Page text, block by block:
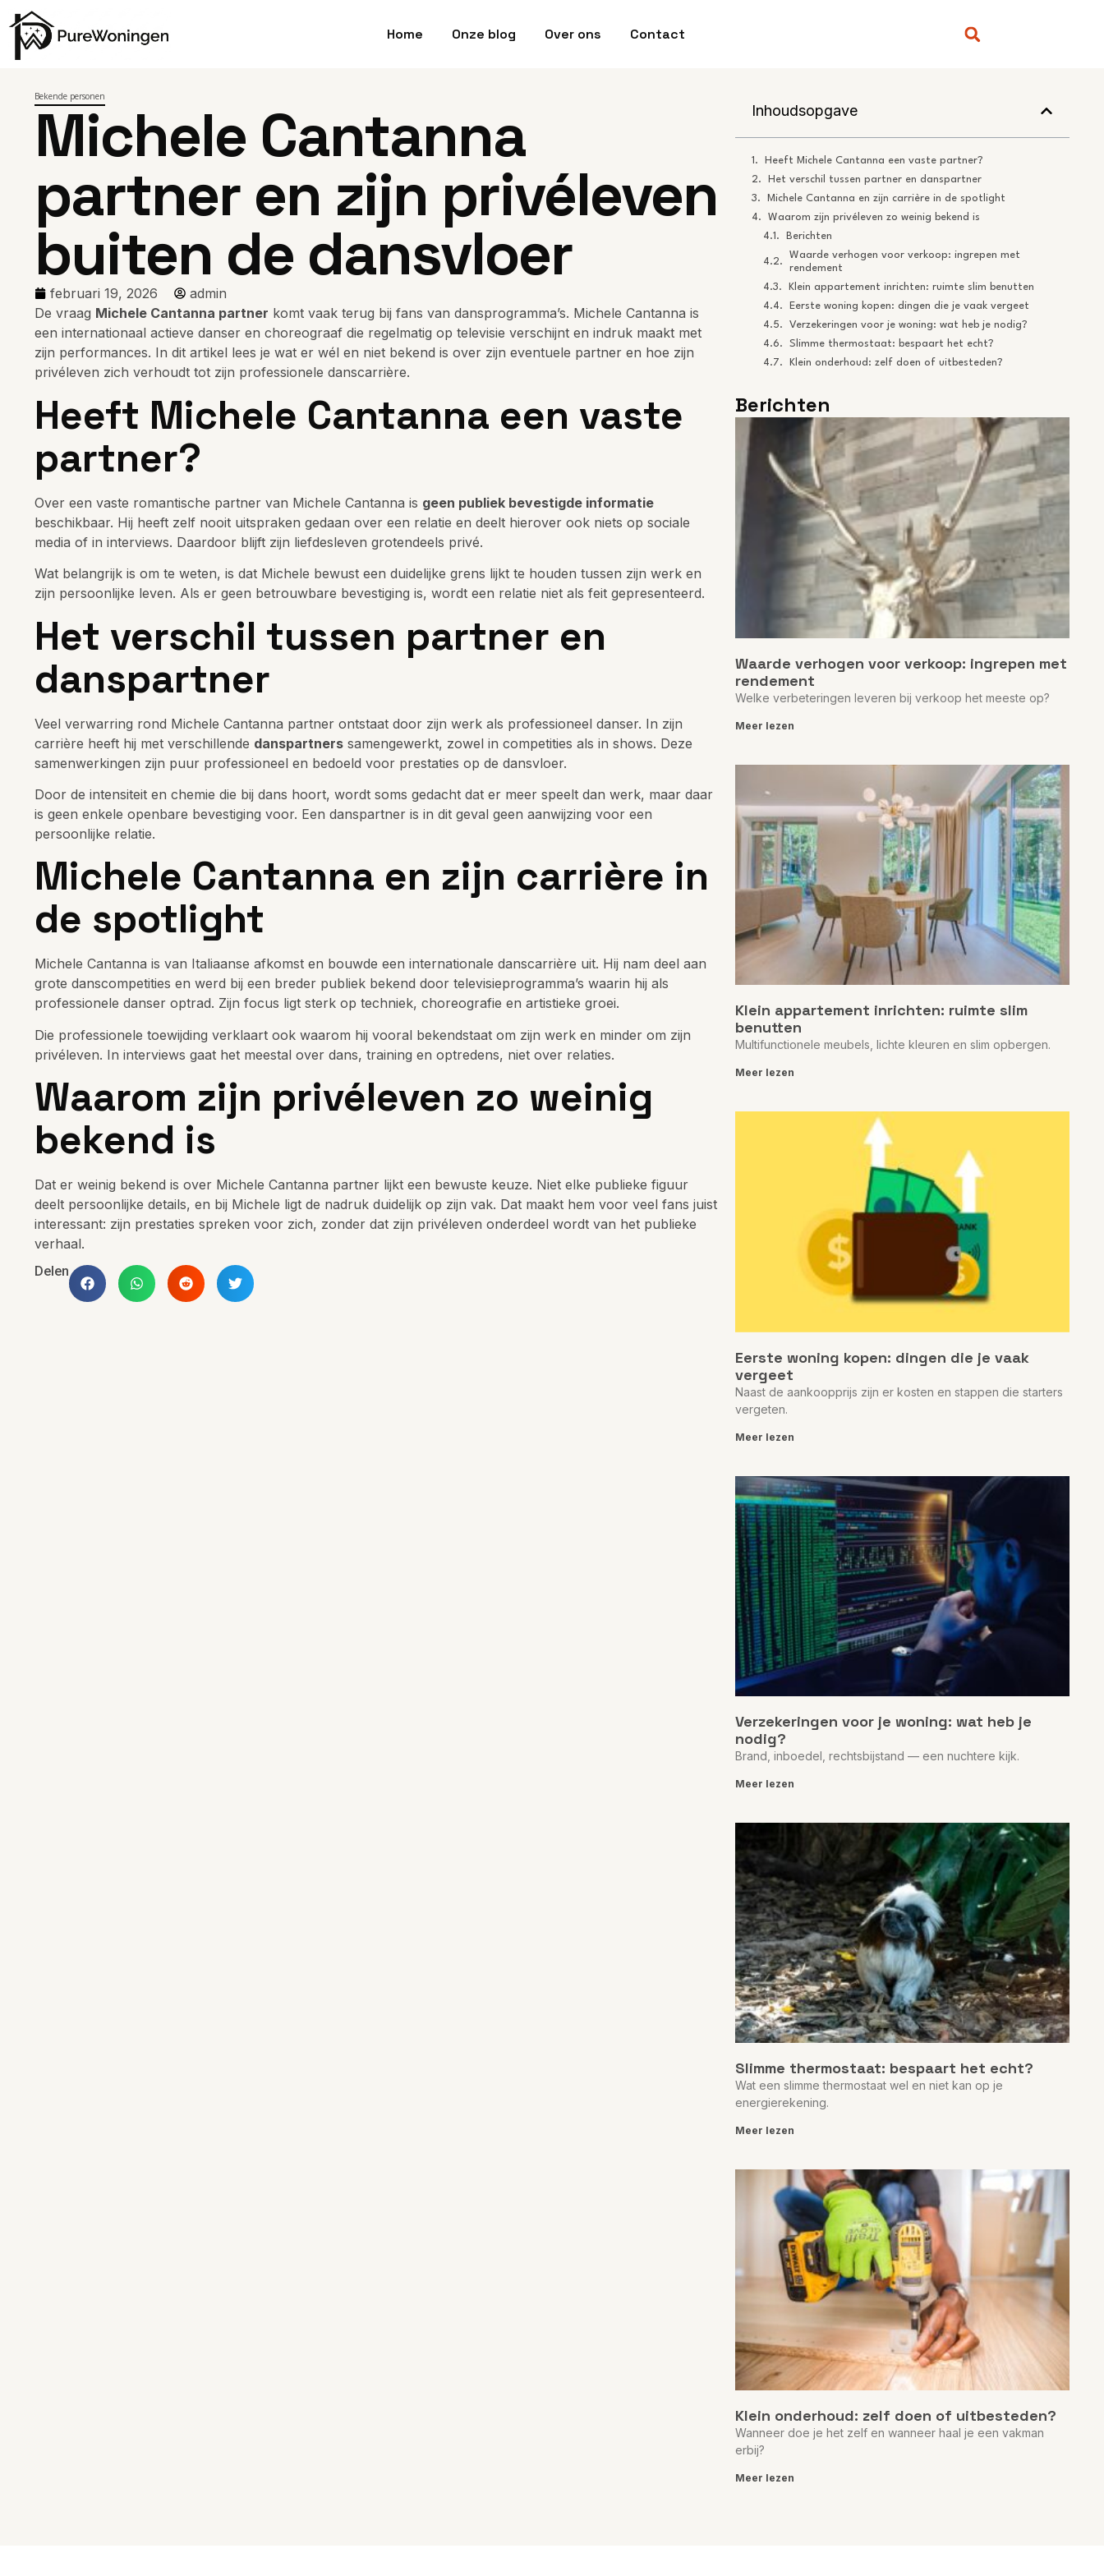
Home Onze blog Over ons Contact
Bekende personen
Michele Cantanna
partner en zijn privéleven
buiten de dansvloer
februari 19, 2026
admin
De vraag Michele Cantanna partner komt vaak terug bij fans van dansprogramma’s. Michele Cantanna is
een internationaal actieve danser en choreograaf die regelmatig op televisie verschijnt en indruk maakt met
zijn performances. In dit artikel lees je wat er wél en niet bekend is over zijn eventuele partner en hoe zijn
privéleven zich verhoudt tot zijn professionele danscarrière.
Heeft Michele Cantanna een vaste
partner?
Over een vaste romantische partner van Michele Cantanna is geen publiek bevestigde informatie
beschikbaar. Hij heeft zelf nooit uitspraken gedaan over een relatie en deelt hierover ook niets op sociale
media of in interviews. Daardoor blijft zijn liefdesleven grotendeels privé.
Wat belangrijk is om te weten, is dat Michele bewust een duidelijke grens lijkt te houden tussen zijn werk en
zijn persoonlijke leven. Als er geen betrouwbare bevestiging is, wordt een relatie niet als feit gepresenteerd.
Het verschil tussen partner en
danspartner
Veel verwarring rond Michele Cantanna partner ontstaat door zijn werk als professioneel danser. In zijn
carrière heeft hij met verschillende danspartners samengewerkt, zowel in competities als in shows. Deze
samenwerkingen zijn puur professioneel en bedoeld voor prestaties op de dansvloer.
Door de intensiteit en chemie die bij dans hoort, wordt soms gedacht dat er meer speelt dan werk, maar daar
is geen enkele openbare bevestiging voor. Een danspartner is in dit geval geen aanwijzing voor een
persoonlijke relatie.
Michele Cantanna en zijn carrière in
de spotlight
Michele Cantanna is van Italiaanse afkomst en bouwde een internationale danscarrière uit. Hij nam deel aan
grote danscompetities en werd bij een breder publiek bekend door televisieprogramma’s waarin hij als
professionele danser optrad. Zijn focus ligt sterk op techniek, choreografie en artistieke groei.
Die professionele toewijding verklaart ook waarom hij vooral bekendstaat om zijn werk en minder om zijn
privéleven. In interviews gaat het meestal over dans, training en optredens, niet over relaties.
Waarom zijn privéleven zo weinig
bekend is
Dat er weinig bekend is over Michele Cantanna partner lijkt een bewuste keuze. Niet elke publieke figuur
deelt persoonlijke details, en bij Michele ligt de nadruk duidelijk op zijn vak. Dat maakt hem voor veel fans juist
interessant: zijn prestaties spreken voor zich, zonder dat zijn privéleven onderdeel wordt van het publieke
verhaal.
Delen
Inhoudsopgave
Heeft Michele Cantanna een vaste partner?
Het verschil tussen partner en danspartner
Michele Cantanna en zijn carrière in de spotlight
Waarom zijn privéleven zo weinig bekend is
Berichten
Waarde verhogen voor verkoop: ingrepen met
rendement
Klein appartement inrichten: ruimte slim benutten
Eerste woning kopen: dingen die je vaak vergeet
Verzekeringen voor je woning: wat heb je nodig?
Slimme thermostaat: bespaart het echt?
Klein onderhoud: zelf doen of uitbesteden?
Berichten
Waarde verhogen voor verkoop: ingrepen met
rendement
Welke verbeteringen leveren bij verkoop het meeste op?
Meer lezen
Klein appartement inrichten: ruimte slim
benutten
Multifunctionele meubels, lichte kleuren en slim opbergen.
Meer lezen
Eerste woning kopen: dingen die je vaak
vergeet
Naast de aankoopprijs zijn er kosten en stappen die starters
vergeten.
Meer lezen
Verzekeringen voor je woning: wat heb je
nodig?
Brand, inboedel, rechtsbijstand — een nuchtere kijk.
Meer lezen
Slimme thermostaat: bespaart het echt?
Wat een slimme thermostaat wel en niet kan op je
energierekening.
Meer lezen
Klein onderhoud: zelf doen of uitbesteden?
Wanneer doe je het zelf en wanneer haal je een vakman
erbij?
Meer lezen